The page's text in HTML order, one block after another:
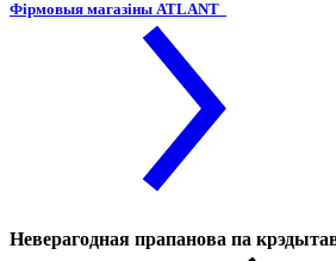
Фірмовыя магазіны ATLANT
Неверагодная прапанова па